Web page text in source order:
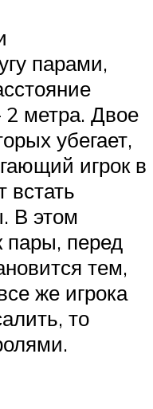
парами,
метра. Двое
убегает,
игрок в
В этом
пары, перед
тем,
же игрока
то